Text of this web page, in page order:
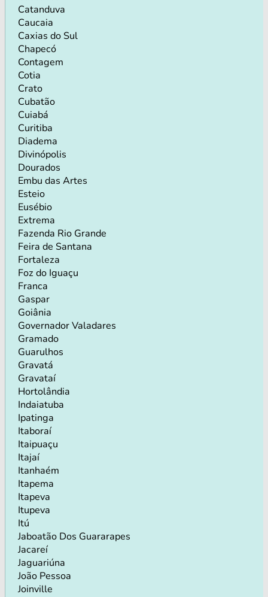
Catanduva
Caucaia
Caxias do Sul
Chapecó
Contagem
Cotia
Crato
Cubatão
Cuiabá
Curitiba
Diadema
Divinópolis
Dourados
Embu das Artes
Esteio
Eusébio
Extrema
Fazenda Rio Grande
Feira de Santana
Fortaleza
Foz do Iguaçu
Franca
Gaspar
Goiânia
Governador Valadares
Gramado
Guarulhos
Gravatá
Gravataí
Hortolândia
Indaiatuba
Ipatinga
Itaboraí
Itaipuaçu
Itajaí
Itanhaém
Itapema
Itapeva
Itupeva
Itú
Jaboatão Dos Guararapes
Jacareí
Jaguariúna
João Pessoa
Joinville